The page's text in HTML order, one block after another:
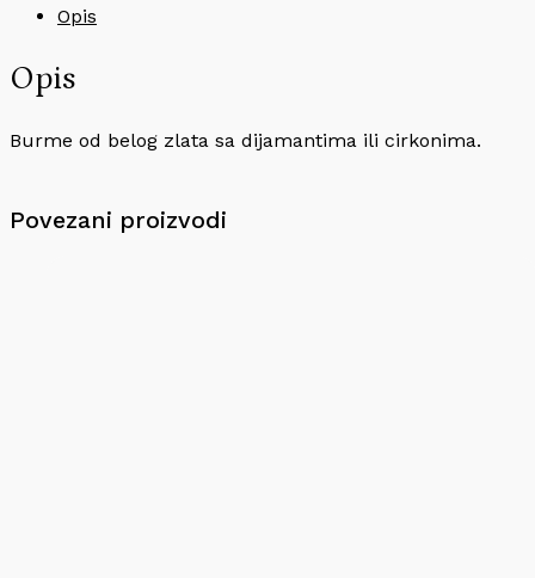
Opis
Opis
Burme od belog zlata sa dijamantima ili cirkonima.
Povezani proizvodi